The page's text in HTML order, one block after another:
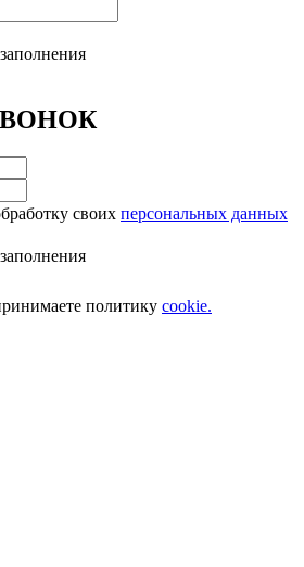
своих персональных данных
политику cookie.